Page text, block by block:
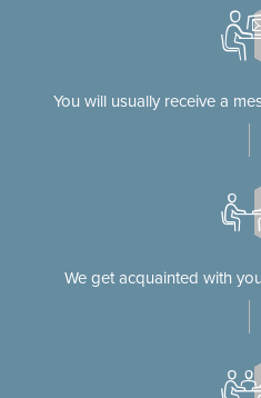
You will usually receive a
We get acquainted with